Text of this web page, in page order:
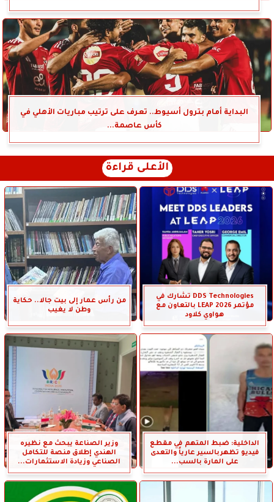
البداية أمام بترول أسيوط.. تعرف على ترتيب مباريات الأهلي في
كأس عاصمة...
الأعلى قراءة
DDS Technologies تشارك في
مؤتمر LEAP 2026 بالتعاون مع
هواوي كلاود
من رأس عمار إلى بيت جالا.. حكاية
وطن لا يغيب
الداخلية: ضبط المتهم في مقطع
فيديو تظهربالسير عارياً والتعدى
على المارة بالسب...
وزير الصناعة يبحث مع نظيره
الهندي إطلاق منصة للتكامل
الصناعي وزيادة الاستثمارات...